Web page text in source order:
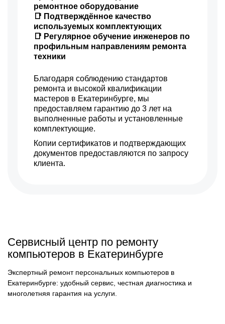
ремонтное оборудование
📑 Подтверждённое качество
используемых комплектующих
📑 Регулярное обучение инженеров по
профильным направлениям ремонта
техники
Благодаря соблюдению стандартов
ремонта и высокой квалификации
мастеров в Екатеринбурге, мы
предоставляем гарантию до 3 лет на
выполненные работы и установленные
комплектующие.
Копии сертификатов и подтверждающих
документов предоставляются по запросу
клиента.
Сервисный центр по ремонту
компьютеров в Екатеринбурге
Экспертный ремонт персональных компьютеров в
Екатеринбурге: удобный сервис, честная диагностика и
многолетняя гарантия на услуги.